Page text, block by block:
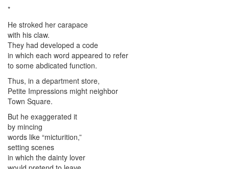
*
He stroked her carapace
with his claw.
They had developed a code
in which each word appeared to refer
to some abdicated function.
Thus, in a department store,
Petite Impressions might neighbor
Town Square.
But he exaggerated it
by mincing
words like “micturition,”
setting scenes
in which the dainty lover